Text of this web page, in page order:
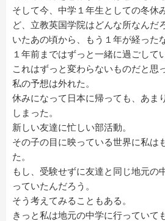
そして今、中学１年生としての冬休
ど、立教英国学院はどんな所なんだ
いたあの頃から、もう１年が経った
１年前まではずっと一緒に過ごして
これはずっと変わらないものだと思
私の予想は外れた。
休みになって日本に帰っても、あま
しまった。
新しい友達に忙しい部活動。
その子の目に映っている世界に私は
た。
もし、受験せずに友達と同じ地元の
っていたんだろう。
そう考えてみることもある。
きっと私は地元の中学に行っていて